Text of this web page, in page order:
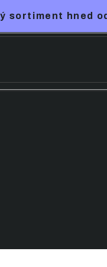
sortiment hned